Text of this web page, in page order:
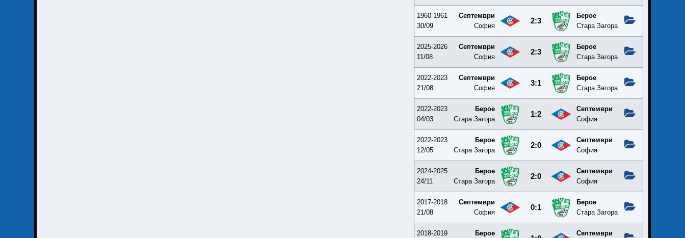
1960-1961
30/09
Септември
София
2:3
Берое
Стара Загора
2025-2026
11/08
Септември
София
2:3
Берое
Стара Загора
2022-2023
21/08
Септември
София
3:1
Берое
Стара Загора
2022-2023
04/03
Берое
Стара Загора
1:2
Септември
София
2022-2023
12/05
Берое
Стара Загора
2:0
Септември
София
2024-2025
24/11
Берое
Стара Загора
2:0
Септември
София
2017-2018
21/08
Септември
София
0:1
Берое
Стара Загора
2018-2019 Берое Септември